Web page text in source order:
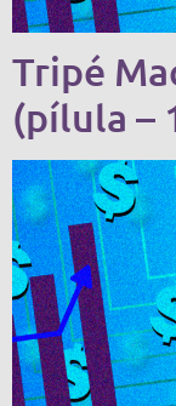
Tripé
(pílula –